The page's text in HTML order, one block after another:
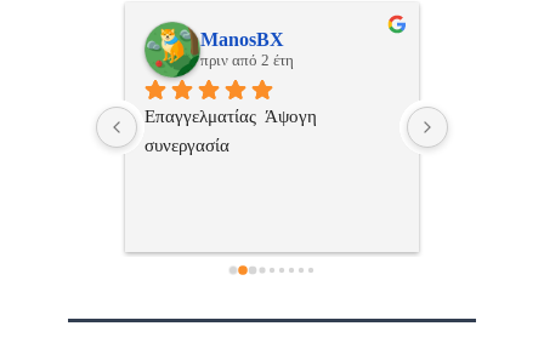
ManosBX
πριν από 2 έτη
Επαγγελματίας  Άψογη
συνεργασία